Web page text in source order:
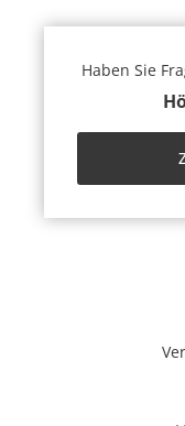
Haben Sie